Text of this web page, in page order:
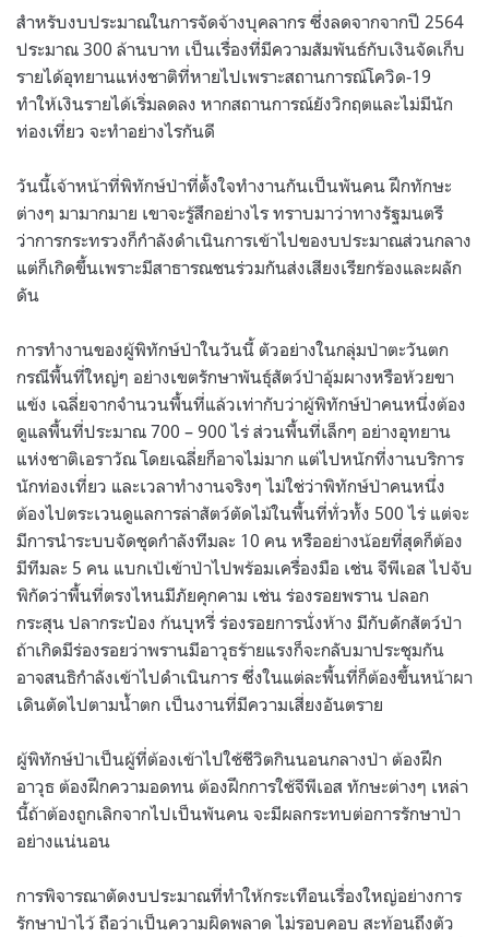
สำหรับงบประมาณในการจัดจ้างบุคลากร ซึ่งลดจากจากปี 2564
ประมาณ 300 ล้านบาท เป็นเรื่องที่มีความสัมพันธ์กับเงินจัดเก็บ
รายได้อุทยานแห่งชาติที่หายไปเพราะสถานการณ์โควิด-19
ทำให้เงินรายได้เริ่มลดลง หากสถานการณ์ยังวิกฤตและไม่มีนัก
ท่องเที่ยว จะทำอย่างไรกันดี
วันนี้เจ้าหน้าที่พิทักษ์ป่าที่ตั้งใจทำงานกันเป็นพันคน ฝึกทักษะ
ต่างๆ มามากมาย เขาจะรู้สึกอย่างไร ทราบมาว่าทางรัฐมนตรี
ว่าการกระทรวงก็กำลังดำเนินการเข้าไปของบประมาณส่วนกลาง
แต่ก็เกิดขึ้นเพราะมีสาธารณชนร่วมกันส่งเสียงเรียกร้องและผลัก
ดัน
การทำงานของผู้พิทักษ์ป่าในวันนี้ ตัวอย่างในกลุ่มป่าตะวันตก
กรณีพื้นที่ใหญ่ๆ อย่างเขตรักษาพันธุ์สัตว์ป่าอุ้มผางหรือห้วยขา
แข้ง เฉลี่ยจากจำนวนพื้นที่แล้วเท่ากับว่าผู้พิทักษ์ป่าคนหนึ่งต้อง
ดูแลพื้นที่ประมาณ 700 – 900 ไร่ ส่วนพื้นที่เล็กๆ อย่างอุทยาน
แห่งชาติเอราวัณ โดยเฉลี่ยก็อาจไม่มาก แต่ไปหนักที่งานบริการ
นักท่องเที่ยว และเวลาทำงานจริงๆ ไม่ใช่ว่าพิทักษ์ป่าคนหนึ่ง
ต้องไปตระเวนดูแลการล่าสัตว์ตัดไม้ในพื้นที่ทั่วทั้ง 500 ไร่ แต่จะ
มีการนำระบบจัดชุดกำลังทีมละ 10 คน หรืออย่างน้อยที่สุดก็ต้อง
มีทีมละ 5 คน แบกเป้เข้าป่าไปพร้อมเครื่องมือ เช่น จีพีเอส ไปจับ
พิกัดว่าพื้นที่ตรงไหนมีภัยคุกคาม เช่น ร่องรอยพราน ปลอก
กระสุน ปลากระป๋อง ก้นบุหรี่ ร่องรอยการนั่งห้าง มีกับดักสัตว์ป่า
ถ้าเกิดมีร่องรอยว่าพรานมีอาวุธร้ายแรงก็จะกลับมาประชุมกัน
อาจสนธิกำลังเข้าไปดำเนินการ ซึ่งในแต่ละพื้นที่ก็ต้องขึ้นหน้าผา
เดินตัดไปตามน้ำตก เป็นงานที่มีความเสี่ยงอันตราย
ผู้พิทักษ์ป่าเป็นผู้ที่ต้องเข้าไปใช้ชีวิตกินนอนกลางป่า ต้องฝึก
อาวุธ ต้องฝึกความอดทน ต้องฝึกการใช้จีพีเอส ทักษะต่างๆ เหล่า
นี้ถ้าต้องถูกเลิกจากไปเป็นพันคน จะมีผลกระทบต่อการรักษาป่า
อย่างแน่นอน
การพิจารณาตัดงบประมาณที่ทำให้กระเทือนเรื่องใหญ่อย่างการ
รักษาป่าไว้ ถือว่าเป็นความผิดพลาด ไม่รอบคอบ สะท้อนถึงตัว